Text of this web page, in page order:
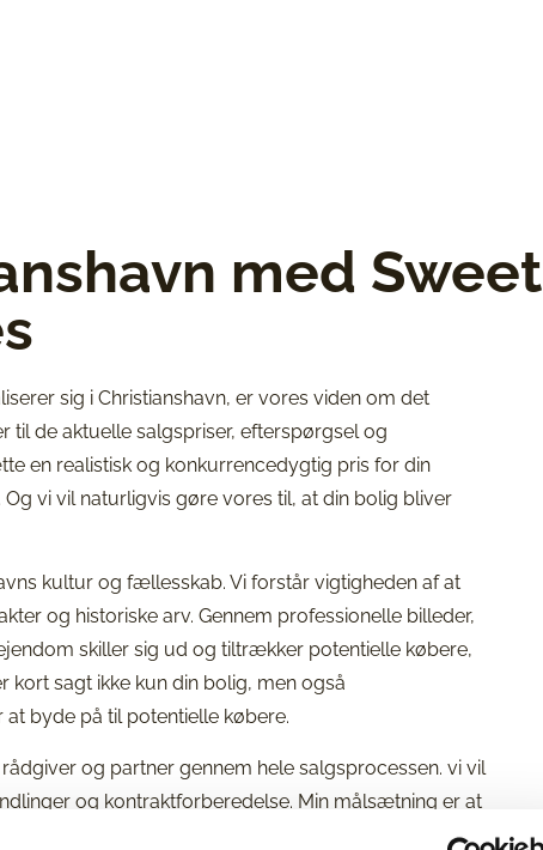
med Sweet
sig i Christianshavn, er vores viden om det
til de aktuelle salgspriser, efterspørgsel og
en realistisk og konkurrencedygtig pris for din
vi vil naturligvis gøre vores til, at din bolig bliver
kultur og fællesskab. Vi forstår vigtigheden af at
og historiske arv. Gennem professionelle billeder,
skiller sig ud og tiltrækker potentielle købere,
sagt ikke kun din bolig, men også
byde på til potentielle købere.
og partner gennem hele salgsprocessen. vi vil
og kontraktforberedelse. Min målsætning er at
er i fokus.